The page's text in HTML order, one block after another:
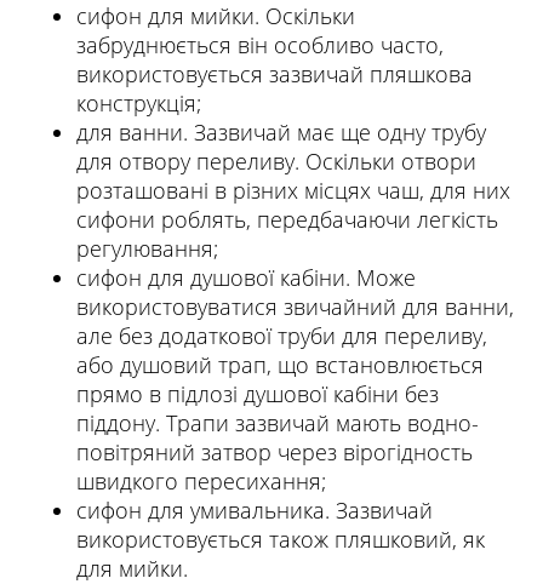
сифон для мийки. Оскільки
забруднюється він особливо часто,
використовується зазвичай пляшкова
конструкція;
для ванни. Зазвичай має ще одну трубу
для отвору переливу. Оскільки отвори
розташовані в різних місцях чаш, для них
сифони роблять, передбачаючи легкість
регулювання;
сифон для душової кабіни. Може
використовуватися звичайний для ванни,
але без додаткової труби для переливу,
або душовий трап, що встановлюється
прямо в підлозі душової кабіни без
піддону. Трапи зазвичай мають водно-
повітряний затвор через вірогідность
швидкого пересихання;
сифон для умивальника. Зазвичай
використовується також пляшковий, як
для мийки.